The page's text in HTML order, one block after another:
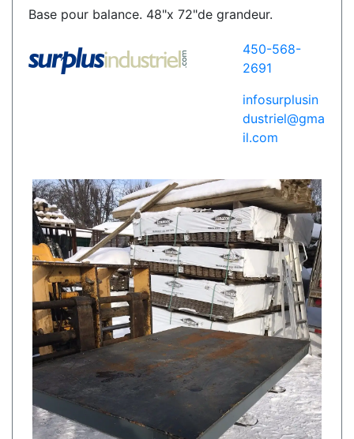
Base pour balance. 48"x 72"de grandeur.
450-568-
2691
infosurplusin
dustriel@gma
il.com